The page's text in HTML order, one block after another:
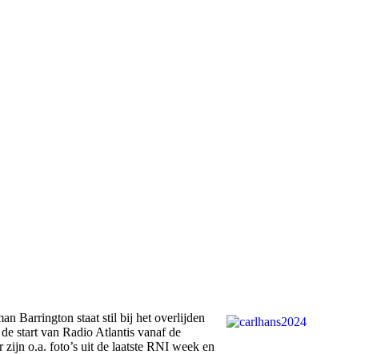
Barrington staat stil bij het overlijden
start van Radio Atlantis vanaf de
o.a. foto’s uit de laatste RNI week en